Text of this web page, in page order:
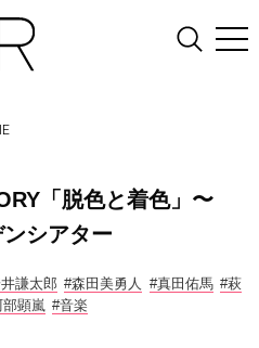
「脱色と着色」〜
シアター
謙太郎 #森田美勇人 #真田佑馬 #萩
顕嵐 #音楽